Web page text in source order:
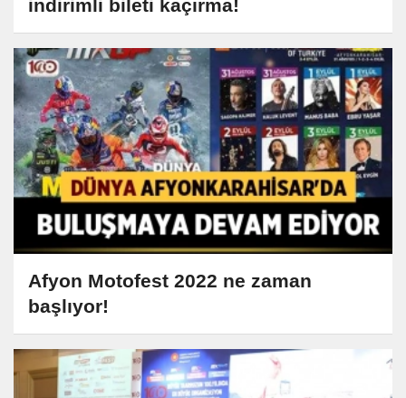
indirimli bileti kaçırma!
Afyon Motofest 2022 ne zaman
başlıyor!